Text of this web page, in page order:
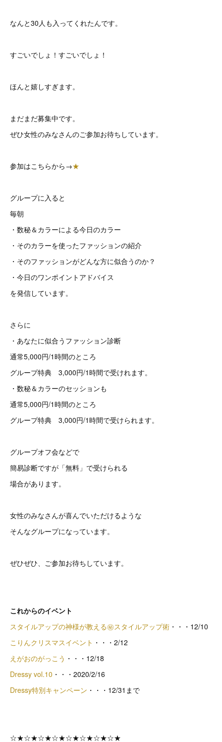
なんと30人も入ってくれたんです。
すごいでしょ！すごいでしょ！
ほんと嬉しすぎます。
まだまだ募集中です。
ぜひ女性のみなさんのご参加お待ちしています。
参加はこちらから→★
グループに入ると
毎朝
・数秘＆カラーによる今日のカラー
・そのカラーを使ったファッションの紹介
・そのファッションがどんな方に似合うのか？
・今日のワンポイントアドバイス
を発信しています。
さらに
・あなたに似合うファッション診断
通常5,000円/1時間のところ
グループ特典 3,000円/1時間で受けれます。
・数秘＆カラーのセッションも
通常5,000円/1時間のところ
グループ特典 3,000円/1時間で受けられます。
グループオフ会などで
簡易診断ですが「無料」で受けられる
場合があります。
女性のみなさんが喜んでいただけるような
そんなグループになっています。
ぜひぜひ、ご参加お待ちしています。
これからのイベント
スタイルアップの神様が教える㊙スタイルアップ術 ・・・12/10
こりんクリスマスイベント ・・・2/12
えがおのがっこう ・・・12/18
Dressy vol.10 ・・・2020/2/16
Dressy特別キャンペーン ・・・12/31まで
☆★☆★☆★☆★☆★☆★☆★☆★